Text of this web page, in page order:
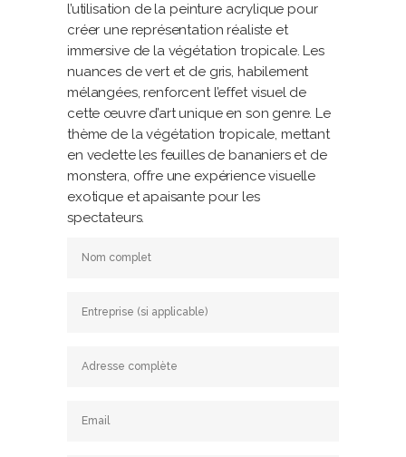
l’utilisation de la peinture acrylique pour
créer une représentation réaliste et
immersive de la végétation tropicale. Les
nuances de vert et de gris, habilement
mélangées, renforcent l’effet visuel de
cette œuvre d’art unique en son genre. Le
thème de la végétation tropicale, mettant
en vedette les feuilles de bananiers et de
monstera, offre une expérience visuelle
exotique et apaisante pour les
spectateurs.